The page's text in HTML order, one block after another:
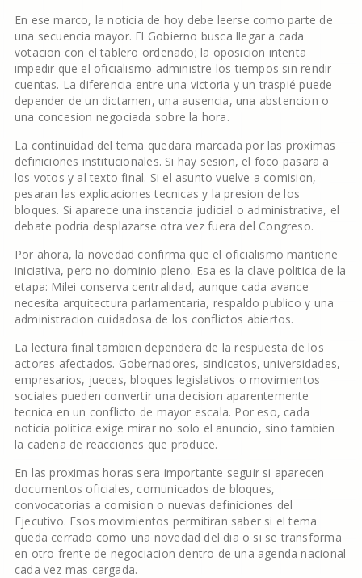
En ese marco, la noticia de hoy debe leerse como parte de
una secuencia mayor. El Gobierno busca llegar a cada
votacion con el tablero ordenado; la oposicion intenta
impedir que el oficialismo administre los tiempos sin rendir
cuentas. La diferencia entre una victoria y un traspié puede
depender de un dictamen, una ausencia, una abstencion o
una concesion negociada sobre la hora.
La continuidad del tema quedara marcada por las proximas
definiciones institucionales. Si hay sesion, el foco pasara a
los votos y al texto final. Si el asunto vuelve a comision,
pesaran las explicaciones tecnicas y la presion de los
bloques. Si aparece una instancia judicial o administrativa, el
debate podria desplazarse otra vez fuera del Congreso.
Por ahora, la novedad confirma que el oficialismo mantiene
iniciativa, pero no dominio pleno. Esa es la clave politica de la
etapa: Milei conserva centralidad, aunque cada avance
necesita arquitectura parlamentaria, respaldo publico y una
administracion cuidadosa de los conflictos abiertos.
La lectura final tambien dependera de la respuesta de los
actores afectados. Gobernadores, sindicatos, universidades,
empresarios, jueces, bloques legislativos o movimientos
sociales pueden convertir una decision aparentemente
tecnica en un conflicto de mayor escala. Por eso, cada
noticia politica exige mirar no solo el anuncio, sino tambien
la cadena de reacciones que produce.
En las proximas horas sera importante seguir si aparecen
documentos oficiales, comunicados de bloques,
convocatorias a comision o nuevas definiciones del
Ejecutivo. Esos movimientos permitiran saber si el tema
queda cerrado como una novedad del dia o si se transforma
en otro frente de negociacion dentro de una agenda nacional
cada vez mas cargada.